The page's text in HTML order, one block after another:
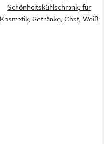
Schönheitskühlschrank, für
Kosmetik, Getränke, Obst, Weiß